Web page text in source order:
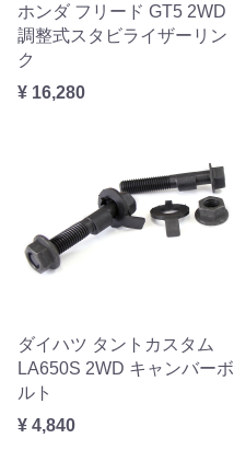
ホンダ フリード GT5 2WD
調整式スタビライザーリン
ク
¥ 16,280
ダイハツ タントカスタム
LA650S 2WD キャンバーボ
ルト
¥ 4,840